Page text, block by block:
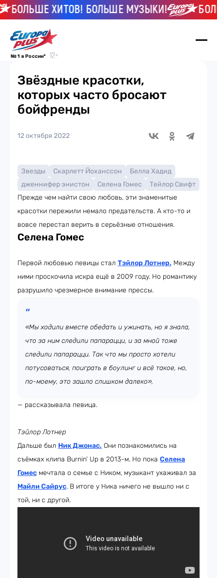
ХИТОВ! БОЛЬШЕ МУЗЫКИ! БОЛЬШЕ
№ 1 в России*
Звёздные красотки,
которых часто бросают
бойфренды
12 октября 2022
Звезды Скарлетт Йоханссон
Белла Хадид
дженнифер энистон
Селена Гомес
Тейлор Свифт
Прежде чем найти свою любовь, эти знаменитые
красотки пережили немало предательств. А кто-то и
вовсе перестал верить в серьёзные отношения.
Селена Гомес
Первой любовью певицы стал Тэйлор Лотнер. Между
ними проскочила искра ещё в 2009 году. Но романтику
разрушило чрезмерное внимание прессы.
«Мы ходили вместе обедать и ужинать, но я знала,
что за ним следили папарацци, и за мной тоже
следили папарацци. Так что мы просто хотели
потусоваться, поиграть в боулинг и всё такое, но,
по-моему, это зашло слишком далеко»,
— рассказывала певица.
Тэйлор Лотнер
Дальше был Ник Джонас. Они познакомились на
съёмках клипа Burnin’ Up в 2013-м. Но пока Селена
Гомес мечтала о семье с Ником, музыкант ухаживал за
Майли Сайрус. В итоге у Ника ничего не вышло ни с
той, ни с другой.